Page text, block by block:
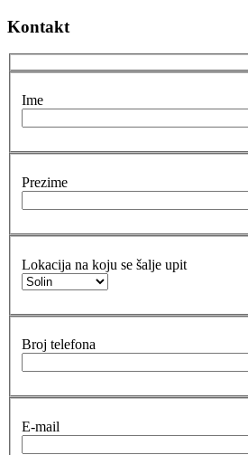
Kontakt
Ime
Prezime
Lokacija na koju se šalje upit
Broj telefona
E-mail